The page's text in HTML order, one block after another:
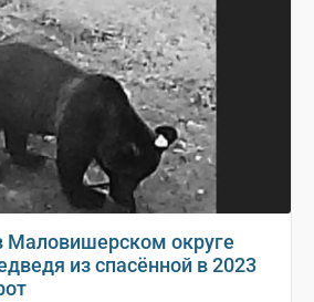
Маловишерском округе
из спасённой в 2023